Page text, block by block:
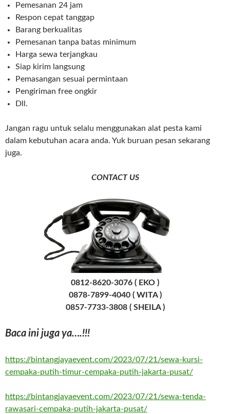
Pemesanan 24 jam
Respon cepat tanggap
Barang berkualitas
Pemesanan tanpa batas minimum
Harga sewa terjangkau
Siap kirim langsung
Pemasangan sesuai permintaan
Pengiriman free ongkir
Dll.
Jangan ragu untuk selalu menggunakan alat pesta kami
dalam kebutuhan acara anda. Yuk buruan pesan sekarang
juga.
CONTACT US
0812-8620-3076 ( EKO )
0878-7899-4040 ( WITA )
0857-7733-3808 ( SHEILA )
Baca ini juga ya….!!!
https://bintangjayaevent.com/2023/07/21/sewa-kursi-
cempaka-putih-timur-cempaka-putih-jakarta-pusat/
https://bintangjayaevent.com/2023/07/21/sewa-tenda-
rawasari-cempaka-putih-jakarta-pusat/